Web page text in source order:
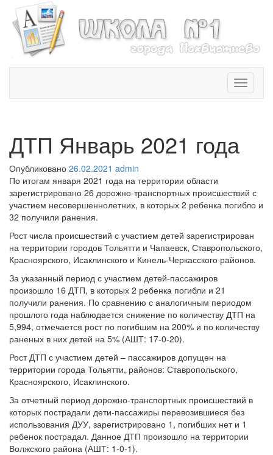
T
o
i
g
i
o
n
ДТП Январь 2021 года
Опубликовано 26.02.2021 admin
По итогам января 2021 года на территории области
зарегистрировано 26 дорожно-транспортных происшествий с
участием несовершеннолетних, в которых 2 ребенка погибло и
32 получили ранения.
Рост числа происшествий с участием детей зарегистрирован
на территории городов Тольятти и Чапаевск, Ставропольского,
Красноярского, Исаклинского и Кинель-Черкасского районов.
За указанный период с участием детей-пассажиров
произошло 16 ДТП, в которых 2 ребенка погибли и 21
получили ранения. По сравнению с аналогичным периодом
прошлого года наблюдается снижение по количеству ДТП на
5,994, отмечается рост по погибшим на 200% и по количеству
раненых в них детей на 5% (АШТ: 17-0-20).
Рост ДТП с участием детей – пассажиров допущен на
территории города Тольятти, районов: Ставропольского,
Красноярского, Исаклинского.
За отчетный период дорожно-транспортных происшествий в
которых пострадали дети-пассажиры перевозившиеся без
использования ДУУ, зарегистрировано 1, погибших нет и 1
ребенок пострадал. Данное ДТП произошло на территории
Волжского района (АШТ: 1-0-1).